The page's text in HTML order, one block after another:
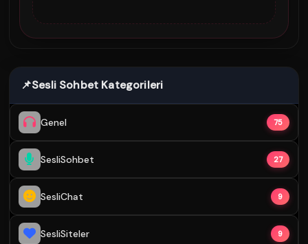
📌Sesli Sohbet Kategorileri
Genel 75
SesliSohbet 27
SesliChat 9
SesliSiteler 9